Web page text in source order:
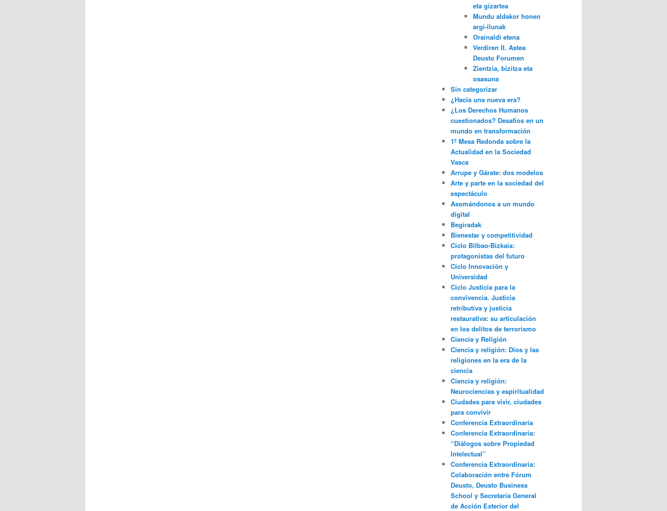
eta gizartea
Mundu aldakor honen
argi-ilunak
Orainaldi etena
Verdiren II. Astea
Deusto Forumen
Zientzia, bizitza eta
osasuna
Sin categorizar
¿Hacia una nueva era?
¿Los Derechos Humanos
cuestionados? Desafíos en un
mundo en transformación
1º Mesa Redonda sobre la
Actualidad en la Sociedad
Vasca
Arrupe y Gárate: dos modelos
Arte y parte en la sociedad del
espectáculo
Asomándonos a un mundo
digital
Begiradak
Bienestar y competitividad
Ciclo Bilbao-Bizkaia:
protagonistas del futuro
Ciclo Innovación y
Universidad
Ciclo Justicia para la
convivencia. Justicia
retributiva y justicia
restaurativa: su articulación
en los delitos de terrorismo
Ciencia y Religión
Ciencia y religión: Dios y las
religiones en la era de la
ciencia
Ciencia y religión:
Neurociencias y espiritualidad
Ciudades para vivir, ciudades
para convivir
Conferencia Extraordinaria
Conferencia Extraordinaria:
“Diálogos sobre Propiedad
Intelectual”
Conferencia Extraordinaria:
Colaboración entre Fórum
Deusto, Deusto Business
School y Secretaría General
de Acción Exterior del